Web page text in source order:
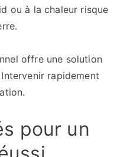
ou à la chaleur risque
offre une solution
rapidement
pour un